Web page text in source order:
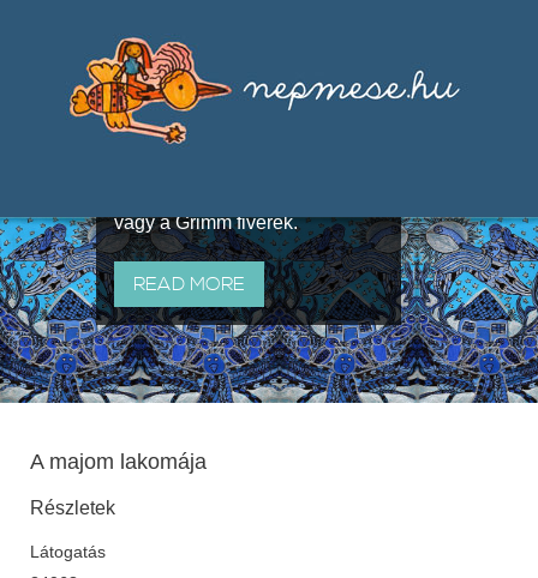
útján terjedő elbeszélésekből,
melyeket olyan ismert gyűjtők
állítottak össze, mint Benedek
vagy a Grimm fivérek.
READ MORE
A majom lakomája
Részletek
Látogatás